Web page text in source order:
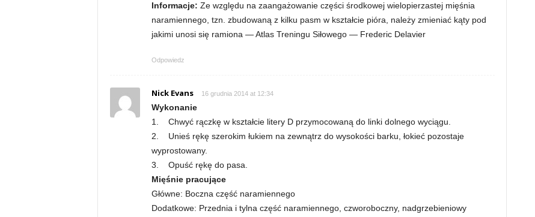
e
s
i
s
Informacje: Ze względu na zaangażowanie części środkowej wielopierzastej mięśnia
naramiennego, tzn. zbudowaną z kilku pasm w kształcie pióra, należy zmieniać kąty pod
jakimi unosi się ramiona — Atlas Treningu Siłowego — Frederic Delavier
Odpowiedz
Nick Evans 16 grudnia 2014 at 12:34
Wykonanie
1. Chwyć rączkę w kształcie litery D przymocowaną do linki dolnego wyciągu.
2. Unieś rękę szerokim łukiem na zewnątrz do wysokości barku, łokieć pozostaje
wyprostowany.
3. Opuść rękę do pasa.
Mięśnie pracujące
Główne: Boczna część naramiennego
Dodatkowe: Przednia i tylna część naramiennego, czworoboczny, nadgrzebieniowy